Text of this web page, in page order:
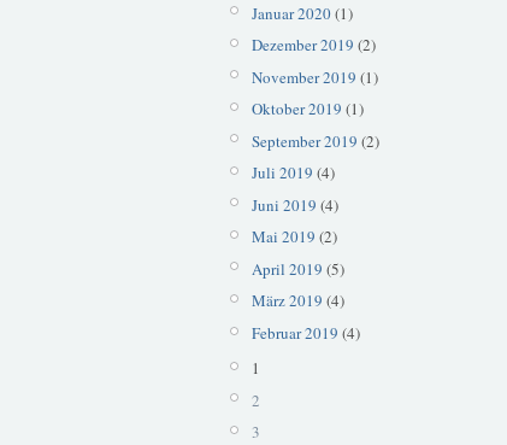
Januar 2020(1)
Dezember 2019 (2)
November 2019 (1)
Oktober 2019 (1)
September 2019 (2)
Juli 2019 (4)
Juni 2019 (4)
Mai 2019 (2)
April 2019 (5)
März 2019 (4)
Februar 2019 (4)
1
2
3